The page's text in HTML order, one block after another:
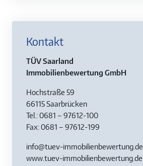
Kontakt
TÜV Saarland
Immobilienbewertung GmbH
Hochstraße 59
66115 Saarbrücken
Tel.: 0681 – 97612-100
Fax: 0681 – 97612-199
info@tuev-immobilienbewertung.de
www.tuev-immobilienbewertung.de